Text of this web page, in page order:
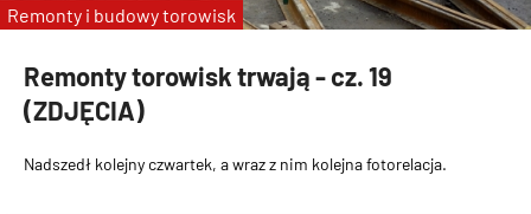
Remonty torowisk trwają - cz. 19
(ZDJĘCIA)
Nadszedł kolejny czwartek, a wraz z nim kolejna fotorelacja.
Remonty i budowy torowisk